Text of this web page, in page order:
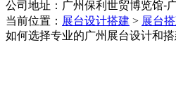
公司地址： 广州保利世贸博览馆-
当前位置： 展台设计搭建 > 展台
如何选择专业的广州展台设计和搭